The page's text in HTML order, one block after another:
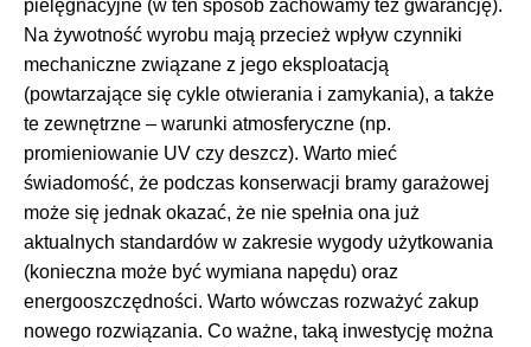
pielęgnacyjne (w ten sposób zachowamy też gwarancję).
Na żywotność wyrobu mają przecież wpływ czynniki
mechaniczne związane z jego eksploatacją
(powtarzające się cykle otwierania i zamykania), a także
te zewnętrzne – warunki atmosferyczne (np.
promieniowanie UV czy deszcz). Warto mieć
świadomość, że podczas konserwacji bramy garażowej
może się jednak okazać, że nie spełnia ona już
aktualnych standardów w zakresie wygody użytkowania
(konieczna może być wymiana napędu) oraz
energooszczędności. Warto wówczas rozważyć zakup
nowego rozwiązania. Co ważne, taką inwestycję można